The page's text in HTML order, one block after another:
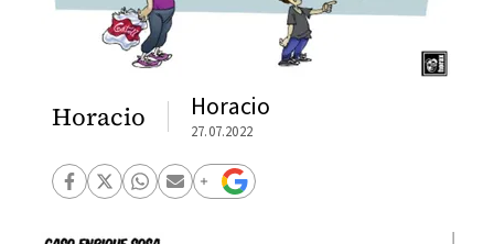
Horacio Horacio
27.07.2022